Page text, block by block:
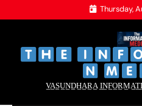
to
Thursday,
V̲A̲S̲U̲N̲D̲H̲A̲R̲A̲